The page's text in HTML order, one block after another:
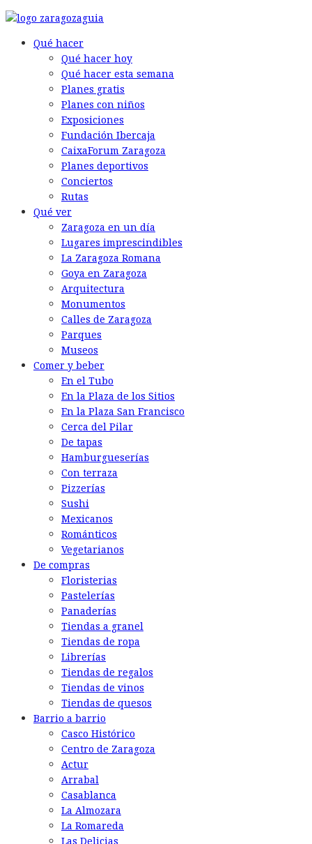
Qué hacer
Qué hacer hoy
Qué hacer esta semana
Planes gratis
Planes con niños
Exposiciones
Fundación Ibercaja
CaixaForum Zaragoza
Planes deportivos
Conciertos
Rutas
Qué ver
Zaragoza en un día
Lugares imprescindibles
La Zaragoza Romana
Goya en Zaragoza
Arquitectura
Monumentos
Calles de Zaragoza
Parques
Museos
Comer y beber
En el Tubo
En la Plaza de los Sitios
En la Plaza San Francisco
Cerca del Pilar
De tapas
Hamburgueserías
Con terraza
Pizzerías
Sushi
Mexicanos
Románticos
Vegetarianos
De compras
Floristerias
Pastelerías
Panaderías
Tiendas a granel
Tiendas de ropa
Librerías
Tiendas de regalos
Tiendas de vinos
Tiendas de quesos
Barrio a barrio
Casco Histórico
Centro de Zaragoza
Actur
Arrabal
Casablanca
La Almozara
La Romareda
Las Delicias